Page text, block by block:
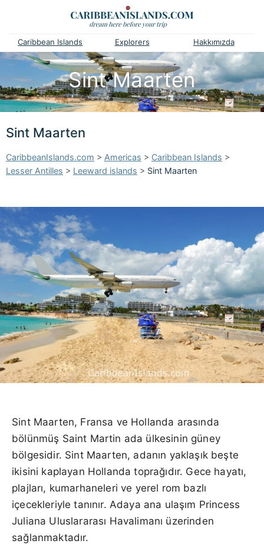
Caribbean Islands Explorers Hakkımızda
Sint Maarten
Sint Maarten
CaribbeanIslands.com > Americas > Caribbean Islands >
Lesser Antilles > Leeward islands > Sint Maarten
Sint Maarten, Fransa ve Hollanda arasında
bölünmüş Saint Martin ada ülkesinin güney
bölgesidir. Sint Maarten, adanın yaklaşık beşte
ikisini kaplayan Hollanda toprağıdır. Gece hayatı,
plajları, kumarhaneleri ve yerel rom bazlı
içecekleriyle tanınır. Adaya ana ulaşım Princess
Juliana Uluslararası Havalimanı üzerinden
sağlanmaktadır.